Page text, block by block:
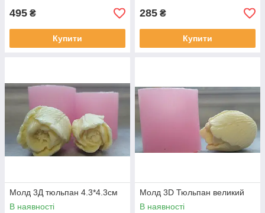
495 ₴
Купити
285 ₴
Купити
Молд 3Д тюльпан 4.3*4.3см
В наявності
Молд 3D Тюльпан великий
В наявності